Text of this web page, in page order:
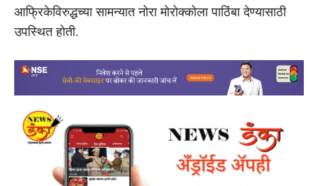
आफ्रिकेविरुद्धच्या सामन्यात नोरा मोरोक्कोला पाठिंबा देण्यासाठी
उपस्थित होती.